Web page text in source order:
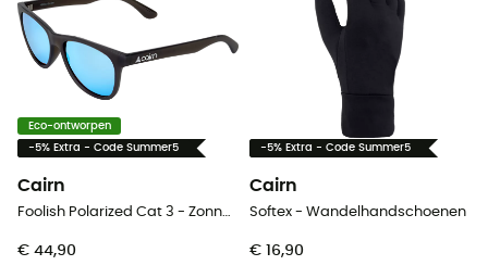
Eco-ontworpen
-5% Extra - Code Summer5
Cairn
Foolish Polarized Cat 3 - Zonnebril
€ 44,90
-5% Extra - Code Summer5
Cairn
Softex - Wandelhandschoenen
€ 16,90